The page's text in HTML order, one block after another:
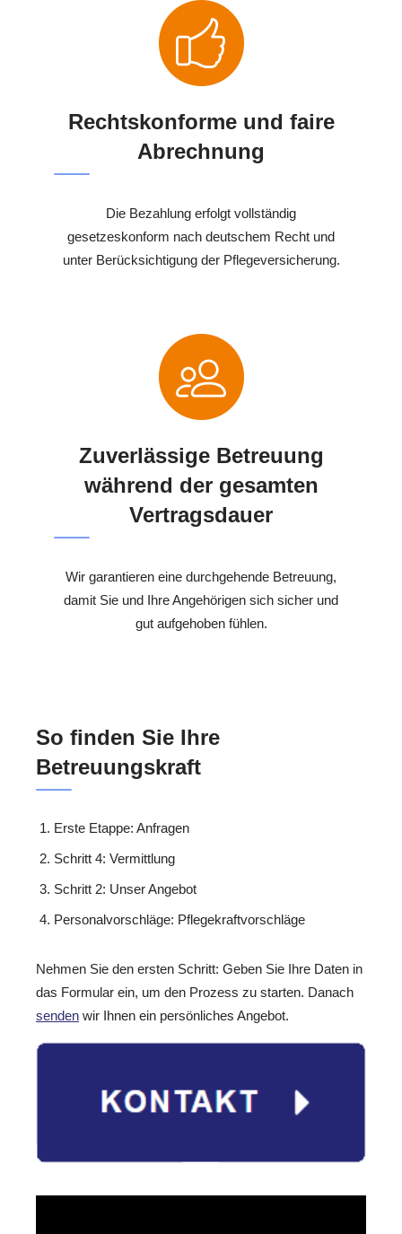
Rechtskonforme und faire
Abrechnung
Die Bezahlung erfolgt vollständig
gesetzeskonform nach deutschem Recht und
unter Berücksichtigung der Pflegeversicherung.
Zuverlässige Betreuung
während der gesamten
Vertragsdauer
Wir garantieren eine durchgehende Betreuung,
damit Sie und Ihre Angehörigen sich sicher und
gut aufgehoben fühlen.
So finden Sie Ihre
Betreuungskraft
Erste Etappe: Anfragen
Schritt 4: Vermittlung
Schritt 2: Unser Angebot
Personalvorschläge: Pflegekraftvorschläge
Nehmen Sie den ersten Schritt: Geben Sie Ihre Daten in
das Formular ein, um den Prozess zu starten. Danach
senden wir Ihnen ein persönliches Angebot.